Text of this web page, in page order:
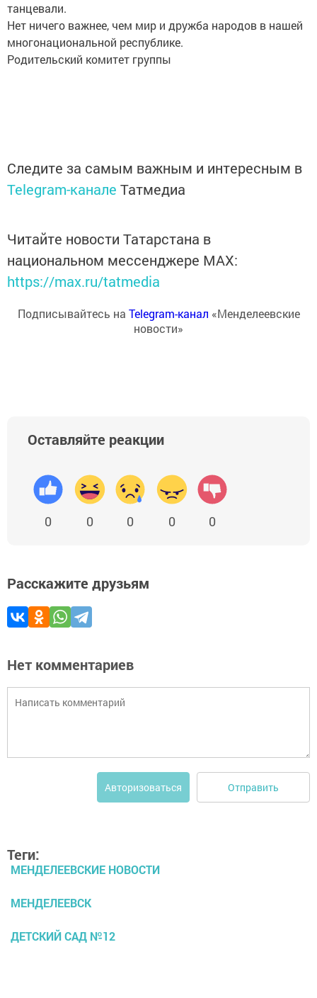
танцевали.
Нет ничего важнее, чем мир и дружба народов в нашей
многонациональной республике.
Родительский комитет группы
Следите за самым важным и интересным в
Telegram-канале Татмедиа
Читайте новости Татарстана в
национальном мессенджере MАХ:
https://max.ru/tatmedia
Подписывайтесь на Telegram-канал «Менделеевские
новости»
Оставляйте реакции
0 0 0 0 0
Расскажите друзьям
Нет комментариев
Авторизоваться Отправить
Теги:
МЕНДЕЛЕЕВСКИЕ НОВОСТИ
МЕНДЕЛЕЕВСК
ДЕТСКИЙ САД №12